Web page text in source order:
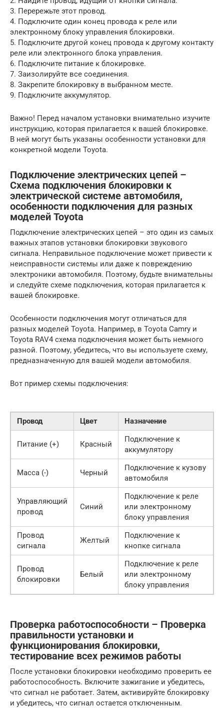
3. Перережьте этот провод.
4. Подключите один конец провода к реле или
электронному блоку управления блокировки.
5. Подключите другой конец провода к другому контакту
реле или электронного блока управления.
6. Подключите питание к блокировке.
7. Заизолируйте все соединения.
8. Закрепите блокировку в выбранном месте.
9. Подключите аккумулятор.
Важно! Перед началом установки внимательно изучите
инструкцию, которая прилагается к вашей блокировке.
В ней могут быть указаны особенности установки для
конкретной модели Toyota.
Подключение электрических цепей –
Схема подключения блокировки к
электрической системе автомобиля,
особенности подключения для разных
моделей Toyota
Подключение электрических цепей – это один из самых
важных этапов установки блокировки звукового
сигнала. Неправильное подключение может привести к
неисправности системы или даже к повреждению
электроники автомобиля. Поэтому, будьте внимательны
и следуйте схеме подключения, которая прилагается к
вашей блокировке.
Особенности подключения могут отличаться для
разных моделей Toyota. Например, в Toyota Camry и
Toyota RAV4 схема подключения может быть немного
разной. Поэтому, убедитесь, что вы используете схему,
предназначенную для вашей модели автомобиля.
Вот пример схемы подключения:
Провод Цвет Назначение
Питание (+) Красный
Подключение к
аккумулятору
Масса (-) Черный
Подключение к кузову
автомобиля
Управляющий
провод
Синий
Подключение к реле
или электронному
блоку управления
Провод
сигнала
Желтый
Подключение к
кнопке сигнала
Провод
блокировки
Белый
Подключение к реле
или электронному
блоку управления
Проверка работоспособности – Проверка
правильности установки и
функционирования блокировки,
тестирование всех режимов работы
После установки блокировки необходимо проверить ее
работоспособность. Включите зажигание и убедитесь,
что сигнал не работает. Затем, активируйте блокировку
и убедитесь, что сигнал остается отключенным.